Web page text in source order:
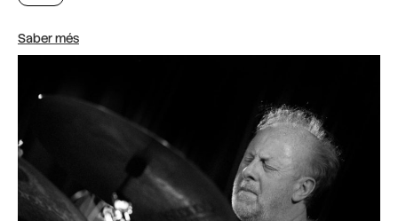
Saber més